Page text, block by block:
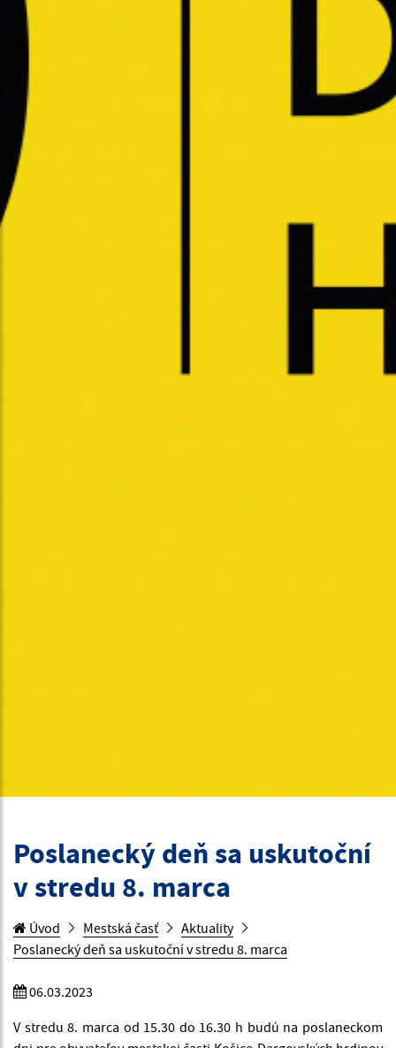
Poslanecký deň sa uskutoční
v stredu 8. marca
Úvod Mestská časť
Aktuality
Poslanecký deň sa uskutoční v stredu 8. marca
06.03.2023
V stredu 8. marca od 15.30 do 16.30 h budú na poslaneckom